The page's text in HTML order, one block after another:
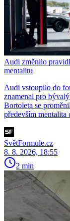
Audi změnilo
mentalitu
Audi vstoupilo do
znamenal pro
Bortoleta se
především mentalita
SvětFormule.cz
8. 8. 2026, 18:55
2 min